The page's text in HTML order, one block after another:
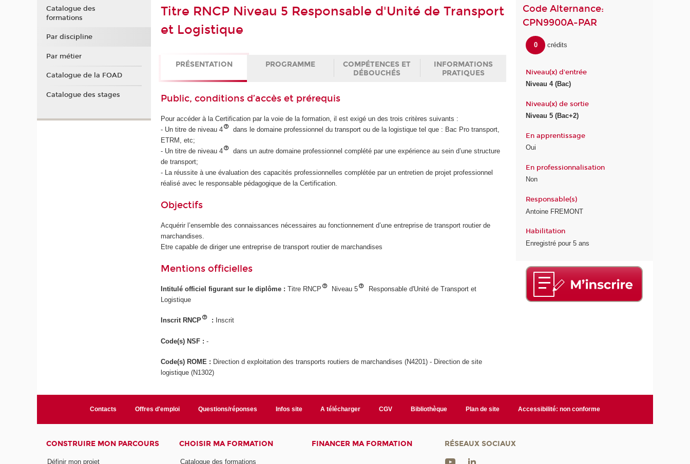
Titre RNCP Niveau 5 Responsable d'Unité de Transport
et Logistique
PRÉSENTATION PROGRAMME
COMPÉTENCES ET
DÉBOUCHÉS
INFORMATIONS
PRATIQUES
Public, conditions d’accès et prérequis
Pour accéder à la Certification par la voie de la formation, il est exigé un des trois critères suivants :
- Un titre de niveau 4
dans le domaine professionnel du transport ou de la logistique tel que : Bac Pro transport,
ETRM, etc;
- Un titre de niveau 4
dans un autre domaine professionnel complété par une expérience au sein d’une structure
de transport;
- La réussite à une évaluation des capacités professionnelles complétée par un entretien de projet professionnel
réalisé avec le responsable pédagogique de la Certification.
Objectifs
Acquérir l’ensemble des connaissances nécessaires au fonctionnement d’une entreprise de transport routier de
marchandises.
Etre capable de diriger une entreprise de transport routier de marchandises
Mentions officielles
Intitulé officiel figurant sur le diplôme :Titre RNCP Niveau 5
Responsable d'Unité de Transport et
Logistique
Inscrit RNCP : Inscrit
Code(s) NSF :-
Code(s) ROME : Direction d exploitation des transports routiers de marchandises (N4201) - Direction de site
logistique (N1302)
Code Alternance:
CPN9900A-PAR
0 crédits
Niveau(x) d'entrée
Niveau 4 (Bac)
Niveau(x) de sortie
Niveau 5 (Bac+2)
En apprentissage
Oui
En professionnalisation
Non
Responsable(s)
Antoine FREMONT
Habilitation
Enregistré pour 5 ans
Catalogue des
formations
Par discipline
Par métier
Catalogue de la FOAD
Catalogue des stages
Contacts Offres d'emploi Questions/réponses Infos site A télécharger CGV Bibliothèque Plan de site Accessibilité: non conforme
CONSTRUIRE MON PARCOURS
Définir mon projet
CHOISIR MA FORMATION
Catalogue des formations
FINANCER MA FORMATION RÉSEAUX SOCIAUX